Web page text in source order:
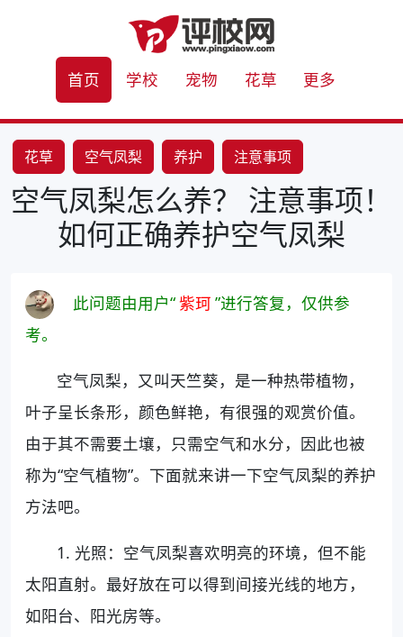
首页 学校 宠物 花草 更多
花草 空气凤梨 养护 注意事项
空气凤梨怎么养？ 注意事项！
如何正确养护空气凤梨
此问题由用户“紫珂 ”进行答复，仅供参
考。
空气凤梨，又叫天竺葵，是一种热带植物，
叶子呈长条形，颜色鲜艳，有很强的观赏价值。
由于其不需要土壤，只需空气和水分，因此也被
称为“空气植物”。下面就来讲一下空气凤梨的养护
方法吧。
1. 光照：空气凤梨喜欢明亮的环境，但不能
太阳直射。最好放在可以得到间接光线的地方，
如阳台、阳光房等。